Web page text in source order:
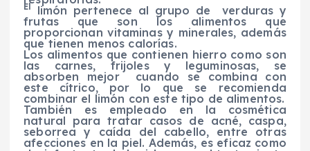
El
limón pertenece al grupo de verduras y
frutas que son los alimentos que
proporcionan vitaminas y minerales, además
que tienen menos calorías.
Los alimentos que contienen hierro como son
las carnes, frijoles y leguminosas, se
absorben mejor cuando se combina con
este cítrico, por lo que se recomienda
combinar el limón con este tipo de alimentos.
También es empleado en la cosmética
natural para tratar casos de acné, caspa,
seborrea y caída del cabello, entre otras
afecciones en la piel. Además, es eficaz como